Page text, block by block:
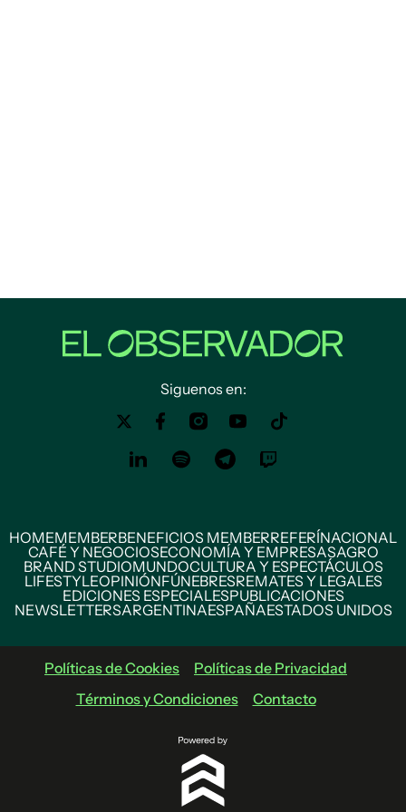
Siguenos en:
HOMEMEMBERBENEFICIOS MEMBERREFERÍNACIONAL
CAFÉ Y NEGOCIOSECONOMÍA Y EMPRESASAGRO
BRAND STUDIOMUNDOCULTURA Y ESPECTÁCULOS
LIFESTYLEOPINIÓNFÚNEBRESREMATES Y LEGALES
EDICIONES ESPECIALESPUBLICACIONES
NEWSLETTERSARGENTINAESPAÑAESTADOS UNIDOS
Políticas de Cookies
Políticas de Privacidad
Términos y Condiciones
Contacto